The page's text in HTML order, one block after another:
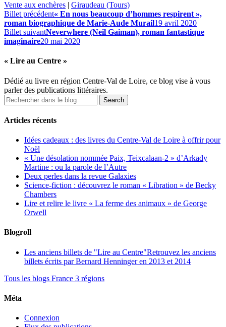
Vente aux enchères | Giraudeau (Tours)
Billet précédent« En nous beaucoup d’hommes respirent »,
roman biographique de Marie-Aude Murail19 avril 2020
Billet suivantNeverwhere (Neil Gaiman), roman fantastique
imaginaire20 mai 2020
« Lire au Centre »
Dédié au livre en région Centre-Val de Loire, ce blog vise à vous
parler des publications littéraires.
Articles récents
Idées cadeaux : des livres du Centre-Val de Loire à offrir pour
Noël
« Une désolation nommée Paix, Teixcalaan-2 » d’Arkady
Martine : ou la parole de l’Autre
Deux perles dans la revue Galaxies
Science-fiction : découvrez le roman « Libration » de Becky
Chambers
Lire et relire le livre « La ferme des animaux » de George
Orwell
Blogroll
Les anciens billets de "Lire au Centre"Retrouvez les anciens
billets écrits par Bernard Henninger en 2013 et 2014
Tous les blogs France 3 régions
Méta
Connexion